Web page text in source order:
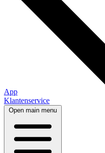
App
Klantenservice
Open main menu